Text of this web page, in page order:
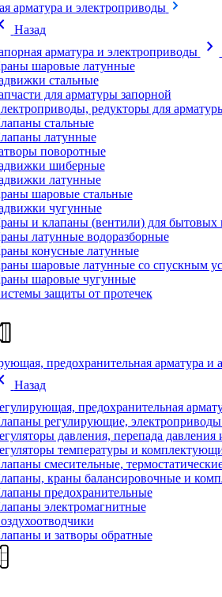
арматура и электроприводы
Назад
арматура и электроприводы
chevron_right
шаровые латунные
стальные
для арматуры запорной
редукторы для
стальные
латунные
поворотные
шиберные
латунные
шаровые стальные
чугунные
и клапаны (вентили) для бытовых
латунные водоразборные
конусные латунные
шаровые латунные со спускным
шаровые чугунные
защиты от протечек
предохранительная арматура и
Назад
предохранительная
регулирующие,
давления, перепада
температуры и
смесительные,
краны балансировочные и
предохранительные
электромагнитные
и затворы обратные